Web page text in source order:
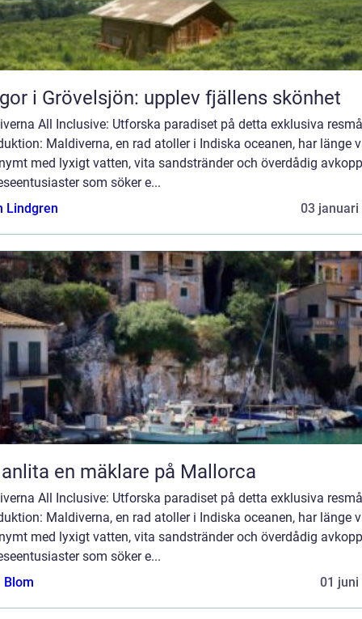
i Grövelsjön: upplev fjällens skönhet
All Inclusive: Utforska paradiset på detta exklusiva
Maldiverna, en rad atoller i Indiska oceanen, har länge
med lyxigt vatten, vita sandstränder och överdådig
som söker e...
Lindgren
03 januari
en mäklare på Mallorca
All Inclusive: Utforska paradiset på detta exklusiva
Maldiverna, en rad atoller i Indiska oceanen, har länge
med lyxigt vatten, vita sandstränder och överdådig
som söker e...
Blom
01 juni